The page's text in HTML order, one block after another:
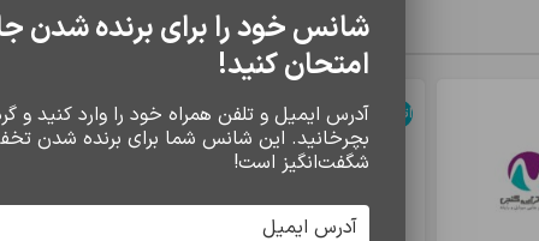
سایر محصولات
اتمام موجودی اتمام موجودی
شانس خود را برای برنده شدن
امتحان کنید!
آدرس ایمیل و تلفن همراه خود را وارد کنید و
بچرخانید. این شانس شما برای برنده شدن
شگفت‌انگیز است!